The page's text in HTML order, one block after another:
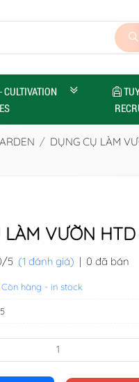
DỤNG CỤ LÀM
LÀM VƯỜN HTD
5 (1 đánh giá) | 0 đã bán
Còn hàng - in stock